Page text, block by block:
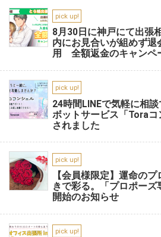
pick up!
8月30日に神戸にて出張
内にお見合いが組めず
用 全額返金のキャンペ
pick up!
24時間LINEで気軽に相
ボットサービス「Tora
されました
pick up!
【会員様限定】運命の
きで彩る。「プロポー
開始のお知らせ
pick up!